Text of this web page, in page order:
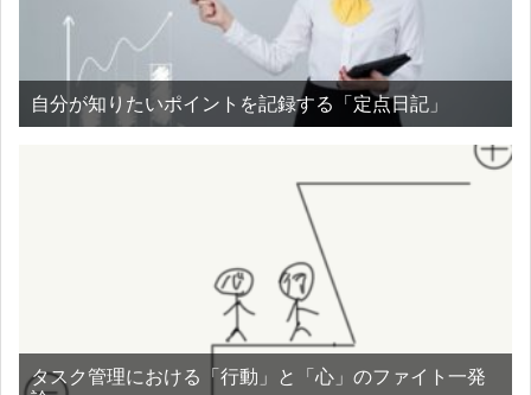
自分が知りたいポイントを記録する「定点日記」
タスク管理における「行動」と「心」のファイト一発